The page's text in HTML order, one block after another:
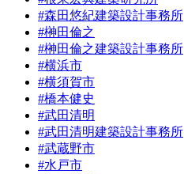
#森田悠紀建築設計事務所
#榊田倫之
#榊田倫之建築設計事務所
#横浜市
#横須賀市
#橋本健史
#武田清明
#武田清明建築設計事務所
#武蔵野市
#水戸市